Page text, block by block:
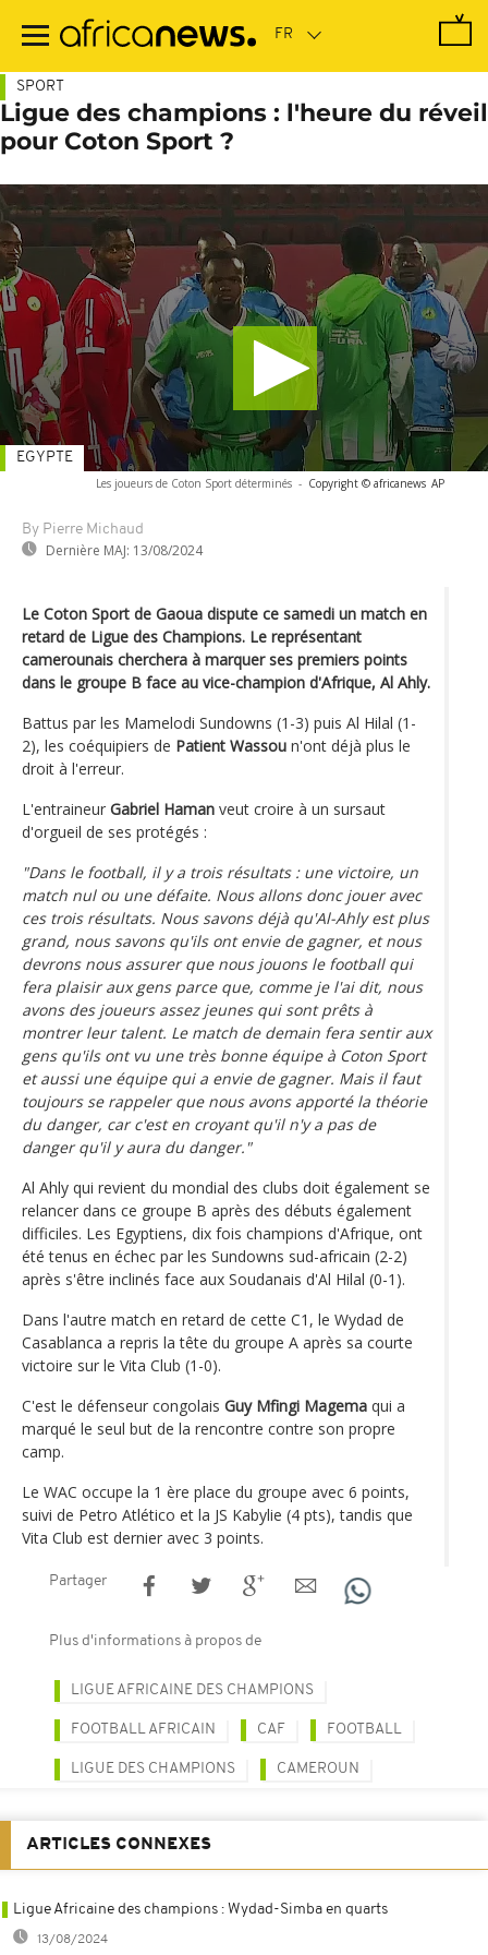
contenu
SPORT
Ligue des champions : l'heure du réveil
pour Coton Sport ?
Les joueurs de Coton Sport déterminés - Copyright © africanews AP
By Pierre Michaud
Dernière MAJ: 13/08/2024
EGYPTE
Le Coton Sport de Gaoua dispute ce samedi un match en
retard de Ligue des Champions. Le représentant
camerounais cherchera à marquer ses premiers points
dans le groupe B face au vice-champion d'Afrique, Al Ahly.
Battus par les Mamelodi Sundowns (1-3) puis Al Hilal (1-
2), les coéquipiers de Patient Wassou n'ont déjà plus le
droit à l'erreur.
L'entraineur Gabriel Haman veut croire à un sursaut
d'orgueil de ses protégés :
"Dans le football, il y a trois résultats : une victoire, un
match nul ou une défaite. Nous allons donc jouer avec
ces trois résultats. Nous savons déjà qu'Al-Ahly est plus
grand, nous savons qu'ils ont envie de gagner, et nous
devrons nous assurer que nous jouons le football qui
fera plaisir aux gens parce que, comme je l'ai dit, nous
avons des joueurs assez jeunes qui sont prêts à
montrer leur talent. Le match de demain fera sentir aux
gens qu'ils ont vu une très bonne équipe à Coton Sport
et aussi une équipe qui a envie de gagner. Mais il faut
toujours se rappeler que nous avons apporté la théorie
du danger, car c'est en croyant qu'il n'y a pas de
danger qu'il y aura du danger."
Al Ahly qui revient du mondial des clubs doit également se
relancer dans ce groupe B après des débuts également
difficiles. Les Egyptiens, dix fois champions d'Afrique, ont
été tenus en échec par les Sundowns sud-africain (2-2)
après s'être inclinés face aux Soudanais d'Al Hilal (0-1).
Dans l'autre match en retard de cette C1, le Wydad de
Casablanca a repris la tête du groupe A après sa courte
victoire sur le Vita Club (1-0).
C'est le défenseur congolais Guy Mfingi Magema qui a
marqué le seul but de la rencontre contre son propre
camp.
Le WAC occupe la 1 ère place du groupe avec 6 points,
suivi de Petro Atlético et la JS Kabylie (4 pts), tandis que
Vita Club est dernier avec 3 points.
Partager
Plus d'informations à propos de
LIGUE AFRICAINE DES CHAMPIONS
FOOTBALL AFRICAIN CAF FOOTBALL
LIGUE DES CHAMPIONS CAMEROUN
ARTICLES CONNEXES
Ligue Africaine des champions : Wydad-Simba en quarts
13/08/2024